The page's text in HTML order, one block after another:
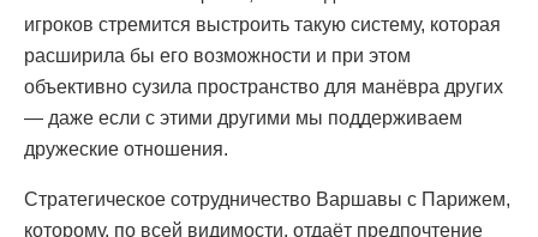
игроков стремится выстроить такую систему, которая
расширила бы его возможности и при этом
объективно сузила пространство для манёвра других
— даже если с этими другими мы поддерживаем
дружеские отношения.
Стратегическое сотрудничество Варшавы с Парижем,
которому, по всей видимости, отдаёт предпочтение